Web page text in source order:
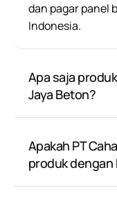
dan pagar panel
Indonesia.
Apa saja
Jaya Beton?
Apakah PT
produk